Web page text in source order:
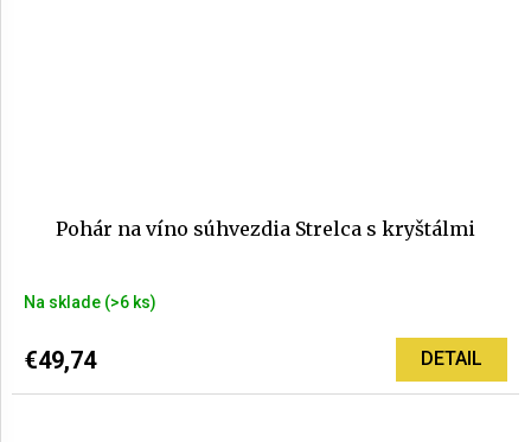
Pohár na víno súhvezdia Strelca s kryštálmi
Na sklade (>6 ks)
€49,74 DETAIL